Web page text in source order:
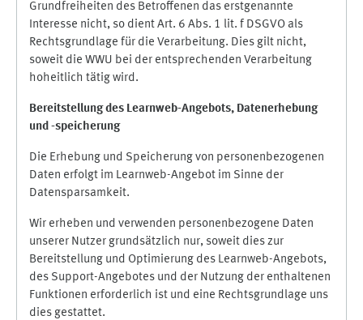
Grundfreiheiten des Betroffenen das erstgenannte
Interesse nicht, so dient Art. 6 Abs. 1 lit. f DSGVO als
Rechtsgrundlage für die Verarbeitung. Dies gilt nicht,
soweit die WWU bei der entsprechenden Verarbeitung
hoheitlich tätig wird.
Bereitstellung des Learnweb-Angebots, Datenerhebung
und -speicherung
Die Erhebung und Speicherung von personenbezogenen
Daten erfolgt im Learnweb-Angebot im Sinne der
Datensparsamkeit.
Wir erheben und verwenden personenbezogene Daten
unserer Nutzer grundsätzlich nur, soweit dies zur
Bereitstellung und Optimierung des Learnweb-Angebots,
des Support-Angebotes und der Nutzung der enthaltenen
Funktionen erforderlich ist und eine Rechtsgrundlage uns
dies gestattet.